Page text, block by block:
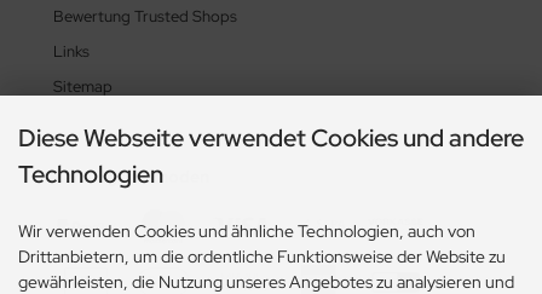
Bewertung Trusted Shops
Links
Sitemap
Zahlungsmethoden
Diese Webseite verwendet Cookies und andere
Technologien
Wir verwenden Cookies und ähnliche Technologien, auch von
Drittanbietern, um die ordentliche Funktionsweise der Website zu
gewährleisten, die Nutzung unseres Angebotes zu analysieren und